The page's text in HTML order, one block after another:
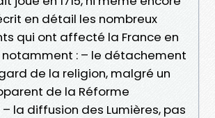
en détail les nombreux
qui ont affecté la France en
: – le détachement
de la religion, malgré un
de la Réforme
la diffusion des Lumières, pas